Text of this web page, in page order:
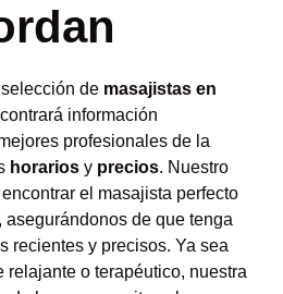
de masajistas en
información
profesionales de la
horarios y precios. Nuestro
el masajista perfecto
de que tenga
recientes y precisos. Ya sea
relajante o terapéutico, nuestra